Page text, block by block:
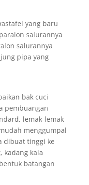
yang baru
salurannya
salurannya
pipa yang
bak cuci
pembuangan
lemak-lemak
menggumpal
dibuat tinggi ke
kadang kala
batangan